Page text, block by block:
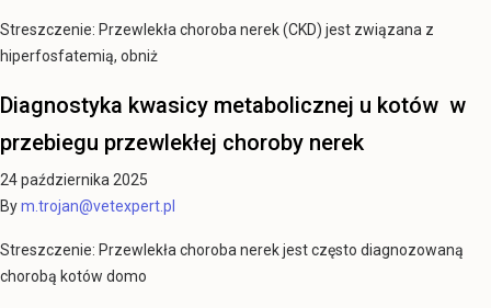
Streszczenie: Przewlekła choroba nerek (CKD) jest związana z
hiperfosfatemią, obniż
Diagnostyka kwasicy metabolicznej u kotów w
przebiegu przewlekłej choroby nerek
24 października 2025
Bym.trojan@vetexpert.pl
Streszczenie: Przewlekła choroba nerek jest często diagnozowaną
chorobą kotów domo